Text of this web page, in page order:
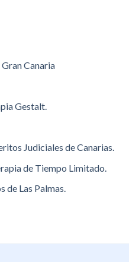
Canaria
Gestalt.
Judiciales de Canarias.
de Tiempo Limitado.
de Las Palmas.